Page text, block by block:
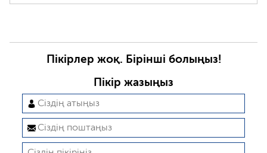
Пікірлер жоқ. Бірінші болыңыз!
Пікір жазыңыз